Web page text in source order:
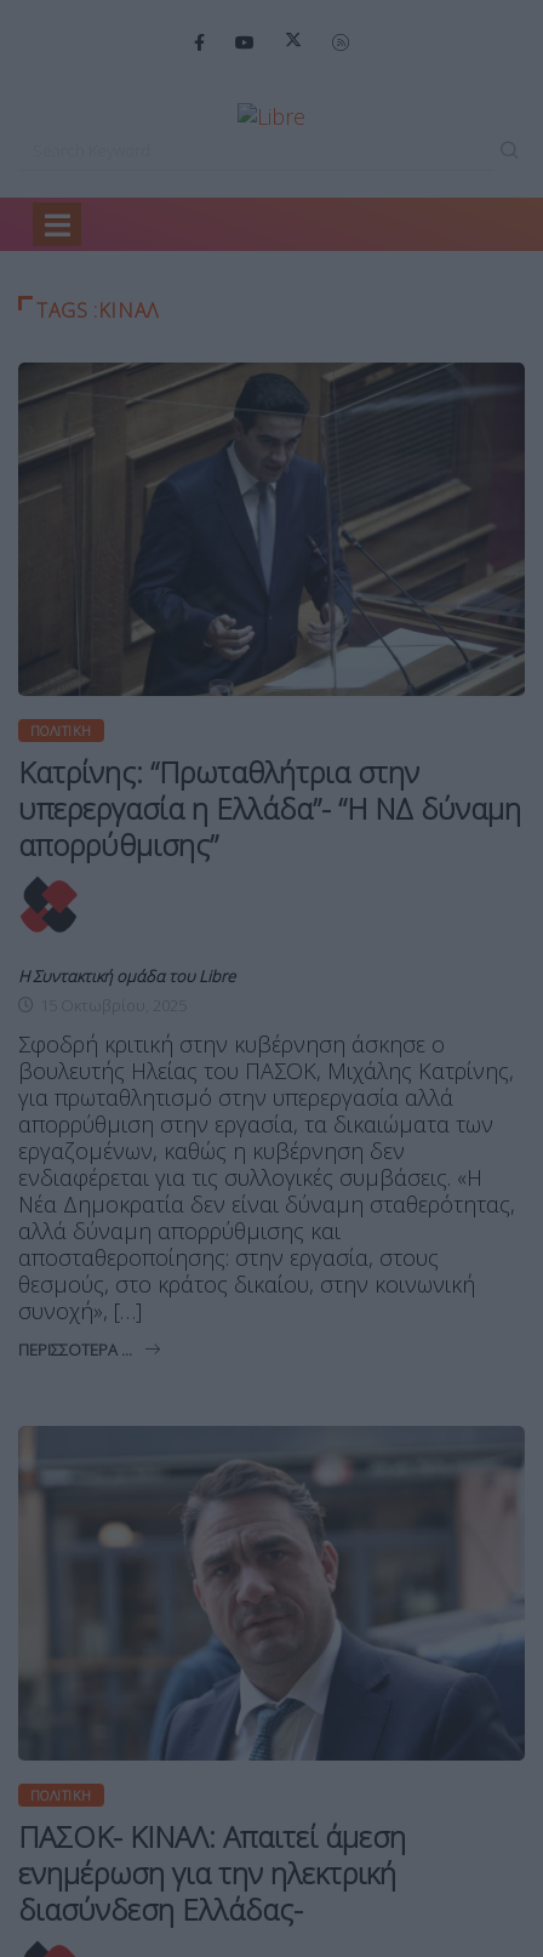
Home
TAGS :ΚΙΝΑΛ
ΠΟΛΙΤΙΚΉ
Κατρίνης: “Πρωταθλήτρια στην
υπερεργασία η Ελλάδα”- “Η ΝΔ δύναμη
απορρύθμισης”
Η Συντακτική ομάδα του Libre
15 Οκτωβρίου, 2025
Σφοδρή κριτική στην κυβέρνηση άσκησε ο
βουλευτής Ηλείας του ΠΑΣΟΚ, Μιχάλης Κατρίνης,
για πρωταθλητισμό στην υπερεργασία αλλά
απορρύθμιση στην εργασία, τα δικαιώματα των
εργαζομένων, καθώς η κυβέρνηση δεν
ενδιαφέρεται για τις συλλογικές συμβάσεις. «Η
Νέα Δημοκρατία δεν είναι δύναμη σταθερότητας,
αλλά δύναμη απορρύθμισης και
αποσταθεροποίησης: στην εργασία, στους
θεσμούς, στο κράτος δικαίου, στην κοινωνική
συνοχή», […]
ΠΕΡΙΣΣΌΤΕΡΑ ...
ΠΟΛΙΤΙΚΉ
ΠΑΣΟΚ- ΚΙΝΑΛ: Απαιτεί άμεση
ενημέρωση για την ηλεκτρική
διασύνδεση Ελλάδας-